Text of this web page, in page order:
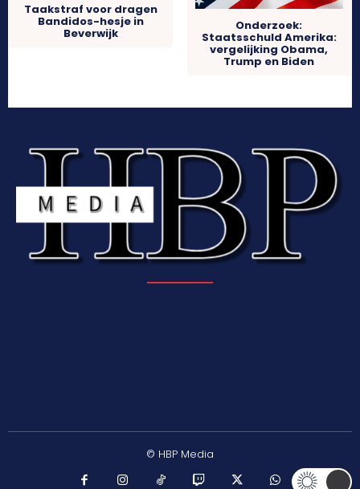
Taakstraf voor dragen
Bandidos-hesje in
Beverwijk
Onderzoek:
Staatsschuld Amerika:
vergelijking Obama,
Trump en Biden
© HBP Media